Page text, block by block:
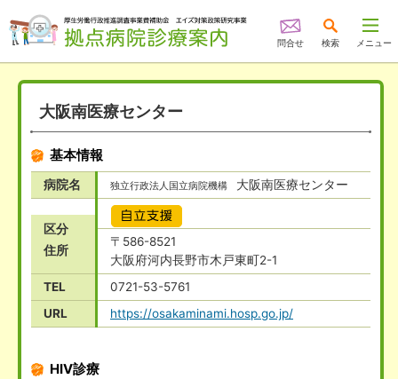
問合せ 検索 メニュー
大阪南医療センター
基本情報
病院名 独立行政法人国立病院機構 大阪南医療センター
区分
自立支援
住所
〒586-8521
大阪府河内長野市木戸東町2-1
TEL
0721-53-5761
URL
https://osakaminami.hosp.go.jp/
HIV診療